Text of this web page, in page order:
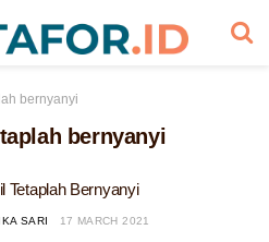
bernyanyi
bernyanyi
Tetaplah Bernyanyi
SARI 17 MARCH 2021